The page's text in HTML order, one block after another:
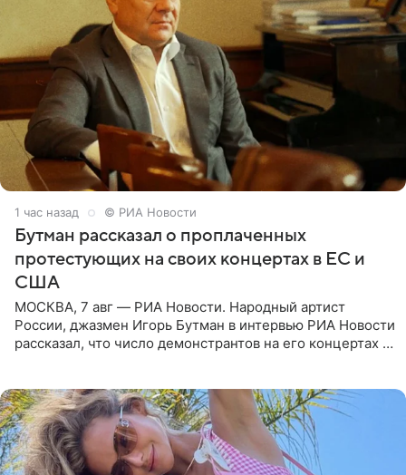
1 час назад © РИА Новости
Бутман рассказал о проплаченных
протестующих на своих концертах в ЕС и
США
МОСКВА, 7 авг — РИА Новости. Народный артист
России, джазмен Игорь Бутман в интервью РИА Новости
рассказал, что число демонстрантов на его концертах в